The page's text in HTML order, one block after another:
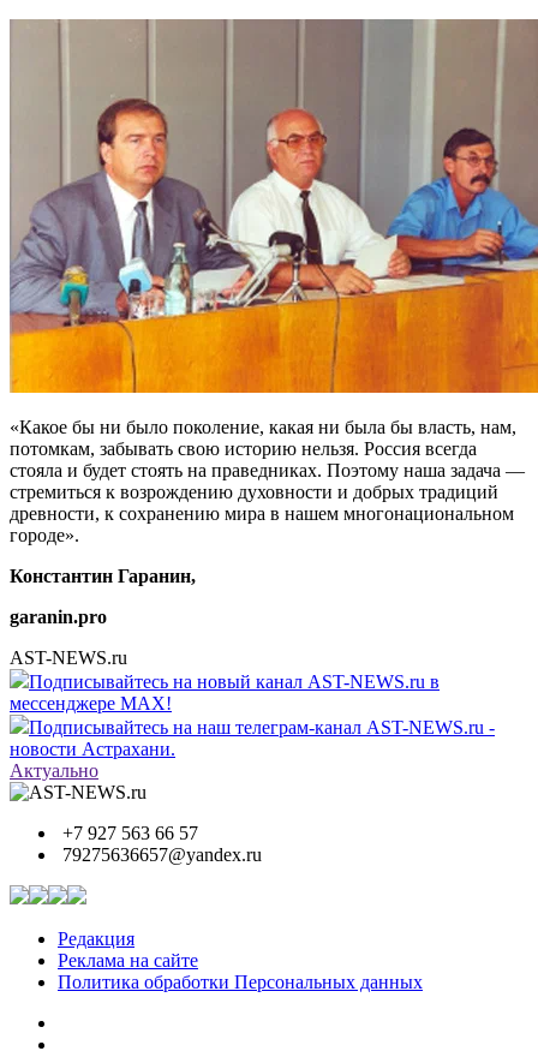
«Какое бы ни было поколение, какая ни была бы власть, нам,
потомкам, забывать свою историю нельзя. Россия всегда
стояла и будет стоять на праведниках. Поэтому наша задача —
стремиться к возрождению духовности и добрых традиций
древности, к сохранению мира в нашем многонациональном
городе».
Константин Гаранин,
garanin.pro
AST-NEWS.ru
Подписывайтесь на новый канал AST-NEWS.ru в
мессенджере MAX!
Подписывайтесь на наш телеграм-канал AST-NEWS.ru -
новости Астрахани.
Актуально
+7 927 563 66 57
79275636657@yandex.ru
Редакция
Реклама на сайте
Политика обработки Персональных данных